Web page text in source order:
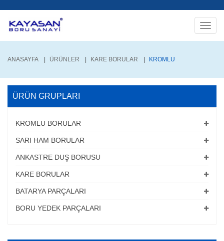
Toggle
ANASAYFA ÜRÜNLER KARE BORULAR KROMLU
ÜRÜN GRUPLARI
KROMLU BORULAR
SARI HAM BORULAR
ANKASTRE DUŞ BORUSU
KARE BORULAR
BATARYA PARÇALARI
BORU YEDEK PARÇALARI